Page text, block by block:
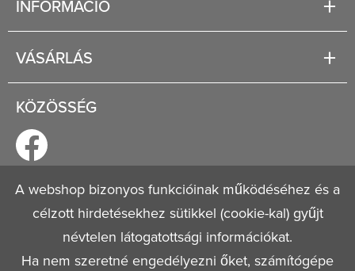
INFORMÁCIÓ
Jogi tudnivalók
Általános szerződési feltételek
Adatvédelmi nyilatkozat
VÁSÁRLÁS
Regisztráció
KÖZÖSSÉG
© 2026Mestervagyok.hu
Minden jog fenntartva!
A webshop bizonyos funkcióinak működéséhez és a
célzott hirdetésekhez sütikkel (cookie-kal) gyűjt
névtelen látogatottsági információkat.
Ha nem szeretné engedélyezni őket, számítógépe